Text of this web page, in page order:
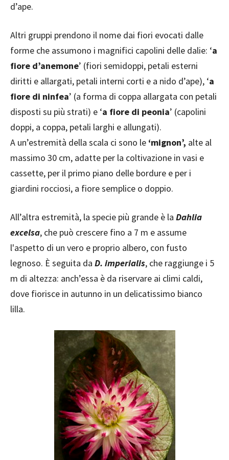
d’ape.
Altri gruppi prendono il nome dai fiori evocati dalle
forme che assumono i magnifici capolini delle dalie: ‘a
fiore d’anemone’ (fiori semidoppi, petali esterni
diritti e allargati, petali interni corti e a nido d’ape), ‘a
fiore di ninfea’ (a forma di coppa allargata con petali
disposti su più strati) e ‘a fiore di peonia’ (capolini
doppi, a coppa, petali larghi e allungati).
A un’estremità della scala ci sono le ‘mignon’, alte al
massimo 30 cm, adatte per la coltivazione in vasi e
cassette, per il primo piano delle bordure e per i
giardini rocciosi, a fiore semplice o doppio.
All’altra estremità, la specie più grande è la Dahlia
excelsa, che può crescere fino a 7 m e assume
l'aspetto di un vero e proprio albero, con fusto
legnoso. È seguita da D. imperialis, che raggiunge i 5
m di altezza: anch’essa è da riservare ai climi caldi,
dove fiorisce in autunno in un delicatissimo bianco
lilla.